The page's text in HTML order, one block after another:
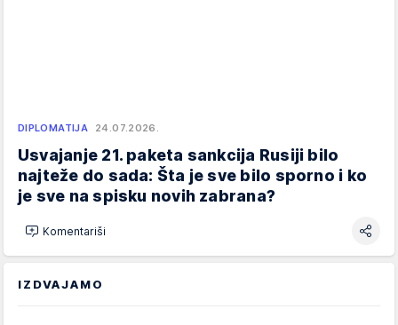
DIPLOMATIJA 24.07.2026.
Usvajanje 21. paketa sankcija Rusiji bilo
najteže do sada: Šta je sve bilo sporno i ko
je sve na spisku novih zabrana?
Komentariši
IZDVAJAMO